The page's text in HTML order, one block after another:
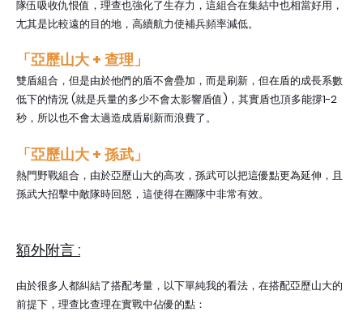
隊伍吸收仇恨值，理查也強化了生存力，這組合在集結中也相當好用，
尢其是比較遠的目的地，高續航力使補兵頻率減低。
「亞歷山大+ 查理」
雙盾組合，但是由於他們的盾不會疊加，而是刷新，但在盾的成長系數
低下的情況 (就是兵量的多少不會太影響盾值)，其實盾也頂多能撐1-2
秒，所以也不會太過造成盾刷新而浪費了。
「亞歷山大+ 孫武」
熱門野戰組合，由於亞歷山大的高攻，孫武可以把這優點更為延伸，且
孫武大招擊中敵隊時回怒，這使得在團隊中非常有效。
額外附言 :
由於很多人都糾結了搭配考量，以下單純我的看法，在搭配亞歷山大的
前提下，理查比查理在實戰中佔優的點：